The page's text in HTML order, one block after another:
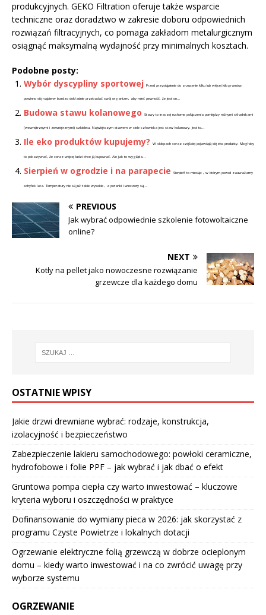
produkcyjnych. GEKO Filtration oferuje także wsparcie
techniczne oraz doradztwo w zakresie doboru odpowiednich
rozwiązań filtracyjnych, co pomaga zakładom metalurgicznym
osiągnąć maksymalną wydajność przy minimalnych kosztach.
Podobne posty:
Wybór dyscypliny sportowej
Przed przystąpienie do zrzucenie kilku lub więcej kilogramów,
powinno się najpierw bardzo dokładnie przebadać swój organizm, aby mieć pewność, że jest on...
Budowa stawu kolanowego Stawy to inaczej ruchome połączenia pomiędzy różnymi składnikami
(wewnętrznymi i zewnętrznymi) szkieletu. Największym stawem w ciele człowieka jest staw kolanowy. Jest to...
Ile eko produktów kupujemy? W sklepach coraz częściej pojawiają się eko produkty. Mogłoby
to pokazywać, że coraz więcej ludzi chce ją kupować. Ale jak to wygląda...
Sierpień w ogrodzie i na parapecie Sierpień to miesiąc , w którym powoli zauważamy
schyłek lata. Temperatury nie są już takie wysokie , a poranki i wieczory są...
PREVIOUS
Jak wybrać odpowiednie szkolenie fotowoltaiczne
online?
NEXT
Kotły na pellet jako nowoczesne rozwiązanie
grzewcze dla każdego domu
OSTATNIE WPISY
Jakie drzwi drewniane wybrać: rodzaje, konstrukcja,
izolacyjność i bezpieczeństwo
Zabezpieczenie lakieru samochodowego: powłoki ceramiczne,
hydrofobowe i folie PPF – jak wybrać i jak dbać o efekt
Gruntowa pompa ciepła czy warto inwestować – kluczowe
kryteria wyboru i oszczędności w praktyce
Dofinansowanie do wymiany pieca w 2026: jak skorzystać z
programu Czyste Powietrze i lokalnych dotacji
Ogrzewanie elektryczne folią grzewczą w dobrze ocieplonym
domu – kiedy warto inwestować i na co zwrócić uwagę przy
wyborze systemu
OGRZEWANIE